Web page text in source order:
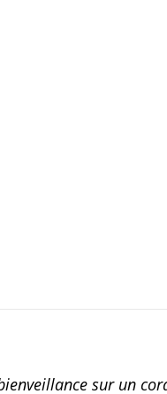
sur un